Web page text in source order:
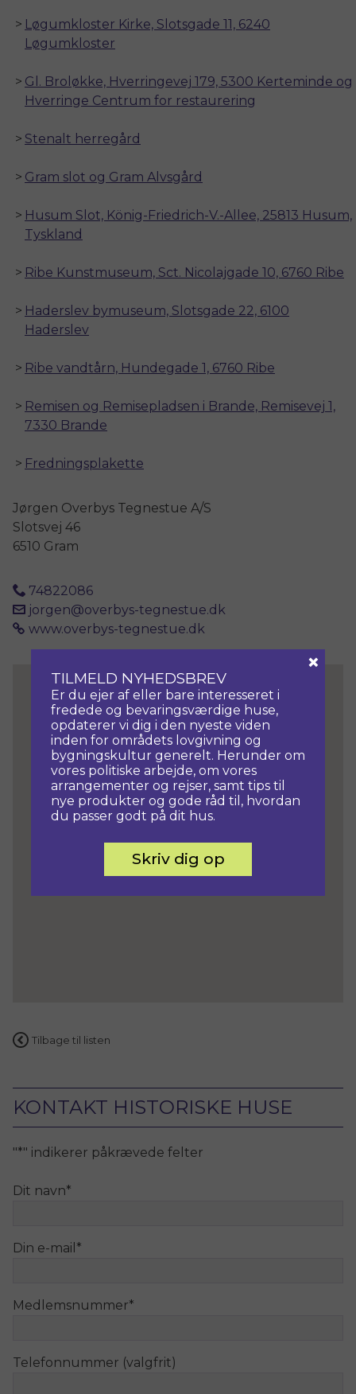
Løgumkloster Kirke, Slotsgade 11, 6240
Løgumkloster
Gl. Broløkke, Hverringevej 179, 5300 Kerteminde og
Hverringe Centrum for restaurering
Stenalt herregård
Gram slot og Gram Alvsgård
Husum Slot, König-Friedrich-V.-Allee, 25813 Husum,
Tyskland
Ribe Kunstmuseum, Sct. Nicolajgade 10, 6760 Ribe
Haderslev bymuseum, Slotsgade 22, 6100
Haderslev
Ribe vandtårn, Hundegade 1, 6760 Ribe
Remisen og Remisepladsen i Brande, Remisevej 1,
7330 Brande
Fredningsplakette
Jørgen Overbys Tegnestue A/S
Slotsvej 46
6510 Gram
74822086
jorgen@overbys-tegnestue.dk
www.overbys-tegnestue.dk
Tilbage til listen
KONTAKT HISTORISKE HUSE
"*" indikerer påkrævede felter
Dit navn*
Din e-mail *
Medlemsnummer*
Telefonnummer (valgfrit)
TILMELD NYHEDSBREV
Er du ejer af eller bare interesseret i
fredede og bevaringsværdige huse,
opdaterer vi dig i den nyeste viden
inden for områdets lovgivning og
bygningskultur generelt. Herunder om
vores politiske arbejde, om vores
arrangementer og rejser, samt tips til
nye produkter og gode råd til, hvordan
du passer godt på dit hus.
Skriv dig op
×